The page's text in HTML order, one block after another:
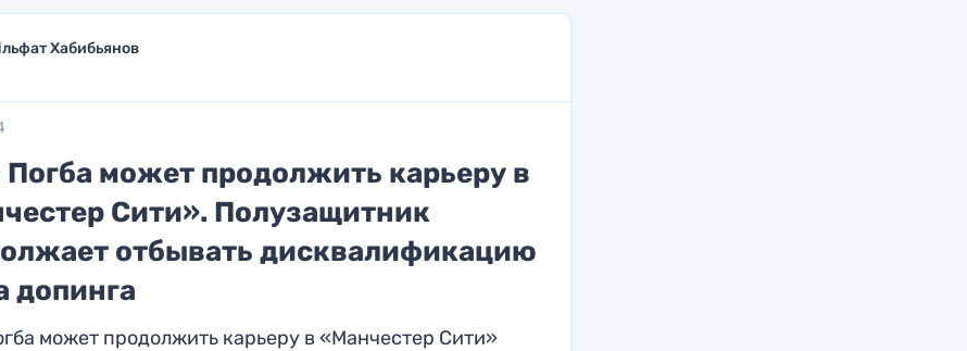
Хабибьянов
Погба может продолжить карьеру в
Сити». Полузащитник
отбывать дисквалификацию
допинга
может продолжить карьеру в «Манчестер Сити»